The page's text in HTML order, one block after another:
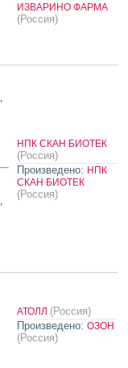
ИЗВАРИНО ФАРМА
(Россия)
НПК СКАН БИОТЕК
(Россия)
Произведено: НПК
СКАН БИОТЕК
(Россия)
АТОЛЛ (Россия)
Произведено: ОЗОН
(Россия)